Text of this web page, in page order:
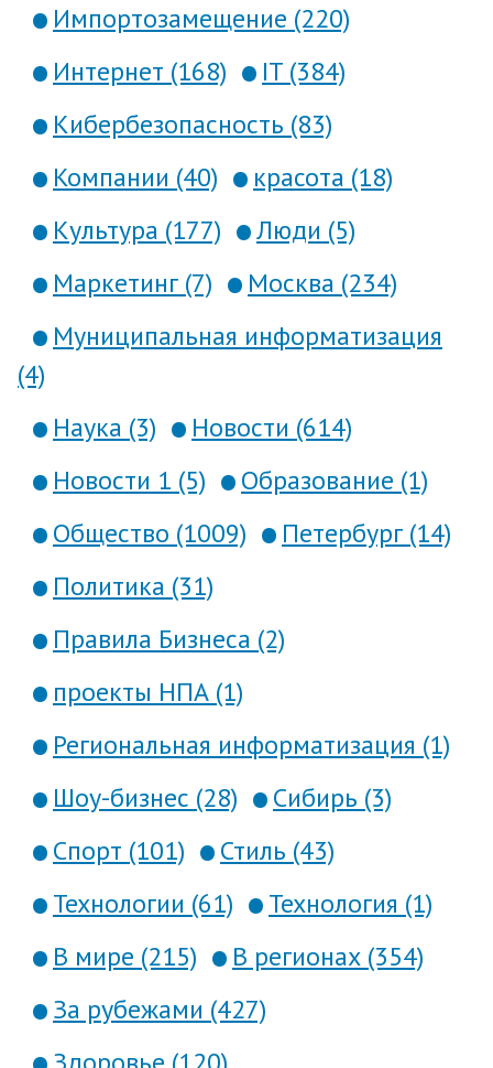
Импортозамещение (220)
Интернет (168)
IT (384)
Кибербезопасность (83)
Компании (40)
красота (18)
Культура (177)
Люди (5)
Маркетинг (7)
Москва (234)
Муниципальная информатизация
(4)
Наука (3)
Новости (614)
Новости 1 (5)
Образование (1)
Общество (1009)
Петербург (14)
Политика (31)
Правила Бизнеса (2)
проекты НПА (1)
Региональная информатизация (1)
Шоу-бизнес (28)
Сибирь (3)
Спорт (101)
Стиль (43)
Технологии (61)
Технология (1)
В мире (215)
В регионах (354)
За рубежами (427)